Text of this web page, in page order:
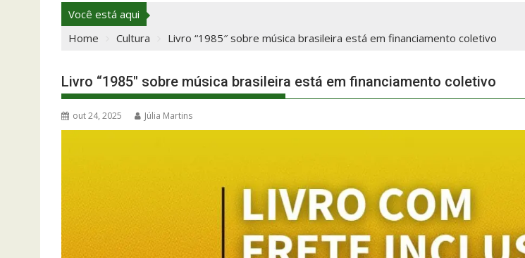
Você está aqui
Home
Cultura Livro “1985″ sobre música brasileira está em financiamento coletivo
Livro “1985″ sobre música brasileira está em financiamento coletivo
out 24, 2025 Júlia Martins